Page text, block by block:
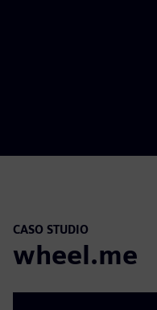
CASO STUDIO
wheel.me